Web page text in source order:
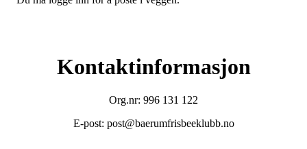
Kontaktinformasjon
Org.nr: 996 131 122
E-post: post@baerumfrisbeeklubb.no